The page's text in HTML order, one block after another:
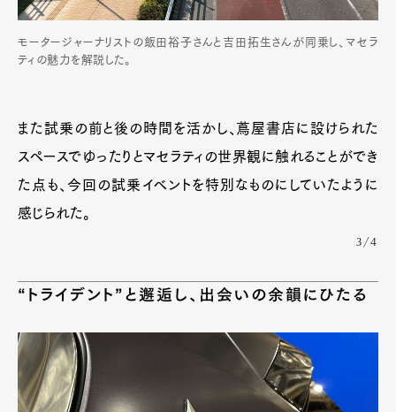
モータージャーナリストの飯田裕子さんと吉田拓生さんが同乗し、マセラ
ティの魅力を解説した。
また試乗の前と後の時間を活かし、蔦屋書店に設けられた
スペースでゆったりとマセラティの世界観に触れることができ
た点も、今回の試乗イベントを特別なものにしていたように
感じられた。
3/4
“トライデント”と邂逅し、出会いの余韻にひたる